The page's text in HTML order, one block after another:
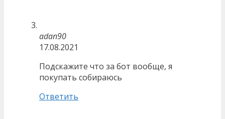
adan90
17.08.2021
Подскажите что за бот вообще, я
покупать собираюсь
Ответить